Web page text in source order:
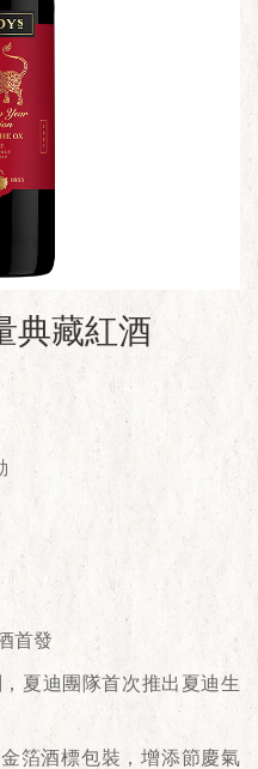
典藏紅酒
首發
夏迪團隊首次推出夏迪生
箔酒標包裝，增添節慶氣